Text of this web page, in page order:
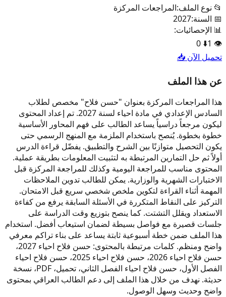
📂 نوع الملف:المراجعات المركزة
📅 السنة:2027
📊 الإحصائيات:
👁️
1
⬇️
0
تحميل الآن 📥
عن هذا الملف
هذا المراجعات المركزة بعنوان "حسن فلاح" مخصص لطلاب
السادس الإعدادي في مادة احياء لسنة 2027. تم إعداد المحتوى
ليكون مرجعاً دراسياً يساعد الطالب على فهم المحاور الأساسية
خطوة بخطوة. يُنصح باستخدام الملزمة مع المنهج الرسمي حتى
يكون التحصيل متوازنًا بين الشرح والتطبيق. يفضّل قراءة الدرس
أولاً ثم حل التمارين المرتبطة به لتثبيت المعلومات بطريقة عملية.
المحتوى مناسب للمراجعة اليومية وكذلك للمراجعة المركزة قبل
الاختبارات الشهرية والوزارية. يمكن للطالب تدوين الملاحظات
المهمة أثناء القراءة لتكوين ملخص شخصي سريع قبل الامتحان.
التركيز على النقاط المتكررة في الأسئلة السابقة يرفع من كفاءة
الاستعداد ويقلل التشتت. كما ينصح بتوزيع وقت الدراسة على
جلسات قصيرة مع فواصل بسيطة لضمان استيعاب أفضل. استخدام
هذا الملف ضمن خطة أسبوعية ثابتة يساعد على بناء تراكم معرفي
واضح ومنظم. كلمات مرتبطة بالمحتوى: حسن فلاح احياء 2027،
حسن فلاح احياء 2026، حسن فلاح احياء 2025، حسن فلاح احياء
الفصل الأول، حسن فلاح احياء الفصل الثاني، تحميل، PDF، نسخة
حديثة. نهدف من خلال هذا الملف إلى دعم الطالب العراقي بمحتوى
واضح وحديث وسهل الوصول.